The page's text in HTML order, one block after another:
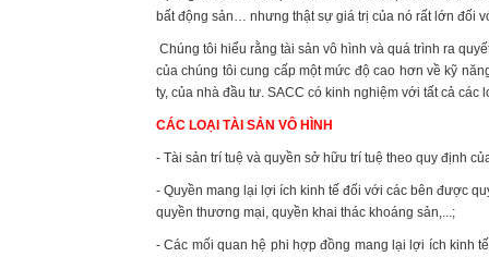
bất động sản… nhưng thật sự giá trị của nó rất lớn đối
Chúng tôi hiểu rằng tài sản vô hình và quá trình ra
của chúng tôi cung cấp một mức độ cao hơn về kỹ
ty, của nhà đầu tư. SACC có kinh nghiệm với tất cả các
CÁC LOẠI TÀI SẢN VÔ HÌNH
- Tài sản trí tuệ và quyền sở hữu trí tuệ theo quy định
- Quyền mang lại lợi ích kinh tế đối với các bên được
quyền thương mại, quyền khai thác khoáng sản,...;
- Các mối quan hệ phi hợp đồng mang lại lợi ích kinh